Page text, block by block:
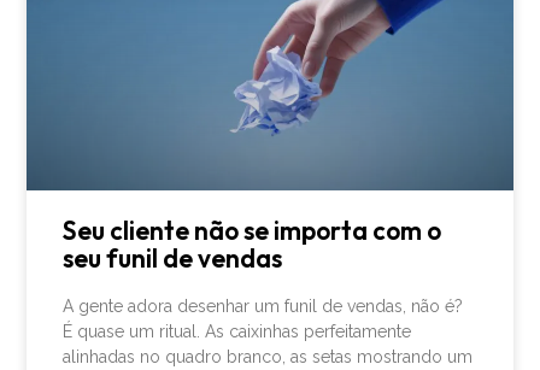
Seu cliente não se importa com o
seu funil de vendas
A gente adora desenhar um funil de vendas, não é?
É quase um ritual. As caixinhas perfeitamente
alinhadas no quadro branco, as setas mostrando um